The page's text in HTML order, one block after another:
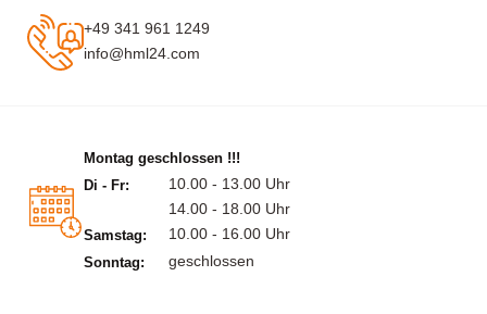
+49 341 961 1249
info@hml24.com
Montag geschlossen !!!
Di - Fr:
10.00 - 13.00 Uhr
14.00 - 18.00 Uhr
Samstag: 10.00 - 16.00 Uhr
Sonntag: geschlossen